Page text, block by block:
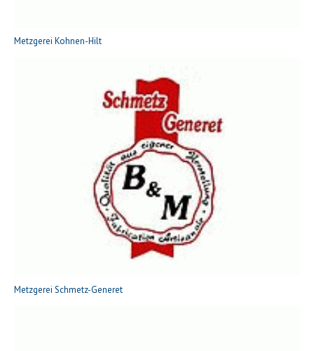
Metzgerei Kohnen-Hilt
Metzgerei Schmetz-Generet